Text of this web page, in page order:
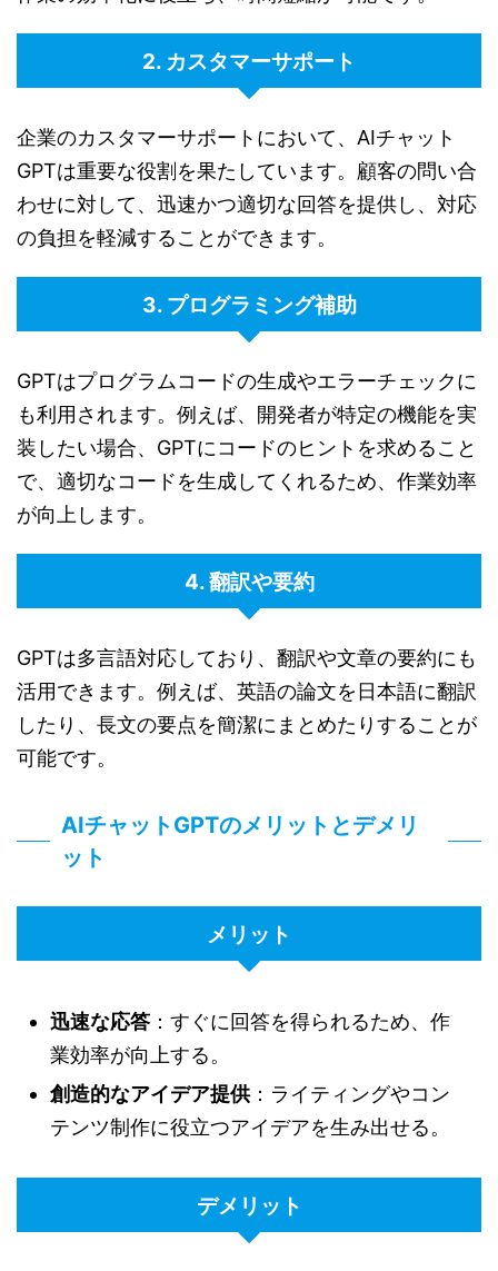
2. カスタマーサポート
企業のカスタマーサポートにおいて、AIチャット
GPTは重要な役割を果たしています。顧客の問い合
わせに対して、迅速かつ適切な回答を提供し、対応
の負担を軽減することができます。
3. プログラミング補助
GPTはプログラムコードの生成やエラーチェックに
も利用されます。例えば、開発者が特定の機能を実
装したい場合、GPTにコードのヒントを求めること
で、適切なコードを生成してくれるため、作業効率
が向上します。
4. 翻訳や要約
GPTは多言語対応しており、翻訳や文章の要約にも
活用できます。例えば、英語の論文を日本語に翻訳
したり、長文の要点を簡潔にまとめたりすることが
可能です。
AIチャットGPTのメリットとデメリ
ット
メリット
迅速な応答：すぐに回答を得られるため、作
業効率が向上する。
創造的なアイデア提供：ライティングやコン
テンツ制作に役立つアイデアを生み出せる。
デメリット